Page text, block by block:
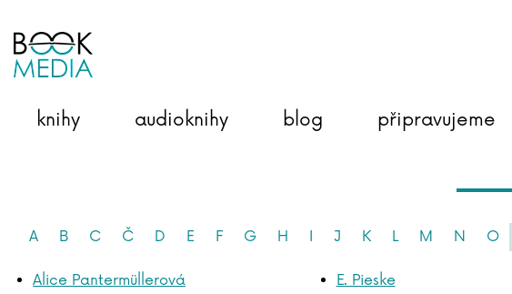
knihy audioknihy blog připravujeme
A B C Č D E F G H I J K L M N O
Alice Pantermüllerová
E. Pieske